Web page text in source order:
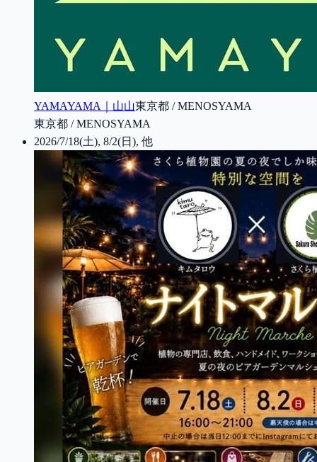
YAMAYAMA｜山山東京都 / MENOSYAMA
東京都 / MENOSYAMA
2026/7/18(土), 8/2(日), 他